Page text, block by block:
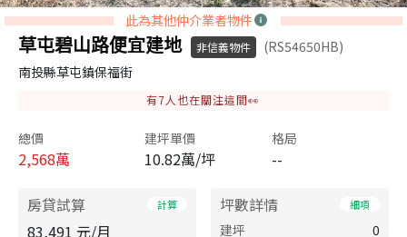
此為其他仲介業者物件
草屯碧山路便宜建地 非信義物件
(RS54650HB)
南投縣草屯鎮保福街
有7人也在關注這間👀
總價
2,568萬
建坪單價
10.82萬/坪
格局
--
房貸試算 計算
83,491 元/月
坪數詳情 細項
建坪
0